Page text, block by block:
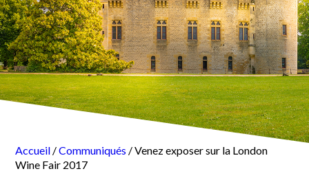
Accueil /Communiqués / Venez exposer sur la London
Wine Fair 2017